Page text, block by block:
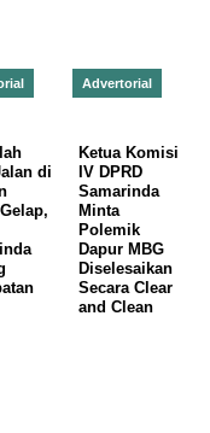
di
Advertorial
Ketua Komisi
IV DPRD
Samarinda
Minta
Polemik
Dapur MBG
Diselesaikan
Secara Clear
and Clean